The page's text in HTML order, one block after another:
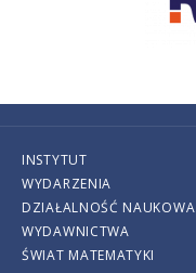
INSTYTUT
WYDARZENIA
DZIAŁALNOŚĆ NAUKOWA
WYDAWNICTWA
ŚWIAT MATEMATYKI